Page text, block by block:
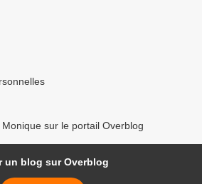
sur le portail Overblog
un blog sur Overblog